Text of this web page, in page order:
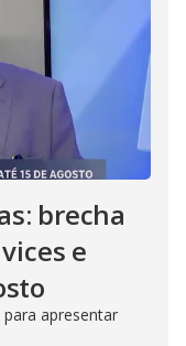
brecha
e
para apresentar